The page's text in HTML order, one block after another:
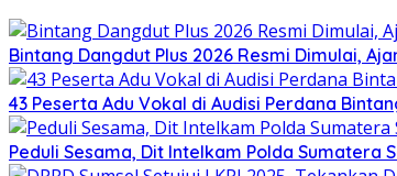
Bintang Dangdut Plus 2026 Resmi Dimulai,
43 Peserta Adu Vokal di Audisi Perdana
Peduli Sesama, Dit Intelkam Polda Sumatera